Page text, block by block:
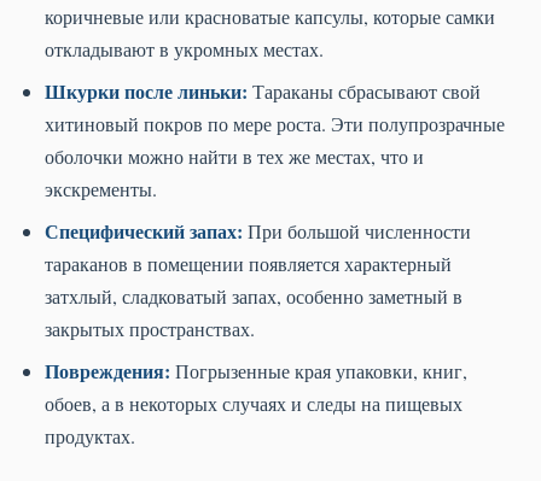
коричневые или красноватые капсулы, которые самки
откладывают в укромных местах.
Шкурки после линьки: Тараканы сбрасывают свой
хитиновый покров по мере роста. Эти полупрозрачные
оболочки можно найти в тех же местах, что и
экскременты.
Специфический запах: При большой численности
тараканов в помещении появляется характерный
затхлый, сладковатый запах, особенно заметный в
закрытых пространствах.
Повреждения: Погрызенные края упаковки, книг,
обоев, а в некоторых случаях и следы на пищевых
продуктах.